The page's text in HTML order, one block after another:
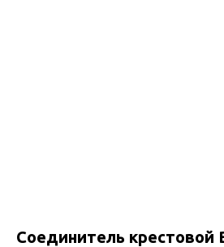
Соединитель крестовой